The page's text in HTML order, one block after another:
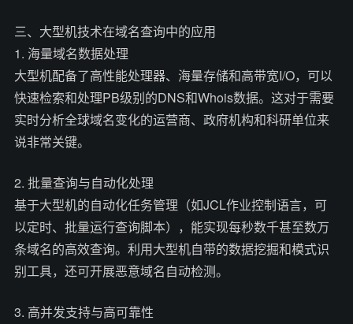
三、大型机技术在域名查询中的应用
1. 海量域名数据处理
大型机配备了高性能处理器、海量存储和高带宽I/O，可以
快速检索和处理PB级别的DNS和Whois数据。这对于需要
实时分析全球域名变化的运营商、政府机构和科研单位来
说非常关键。
2. 批量查询与自动化处理
基于大型机的自动化任务管理（如JCL作业控制语言，可
以定时、批量运行查询脚本），能实现每秒数千甚至数万
条域名的高效查询。利用大型机自带的数据挖掘和模式识
别工具，还可开展恶意域名自动检测。
3. 高并发支持与高可靠性